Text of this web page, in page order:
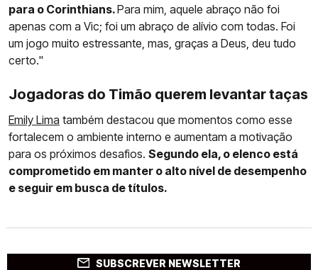
para o Corinthians.Para mim, aquele abraço não foi
apenas com a Vic; foi um abraço de alívio com todas. Foi
um jogo muito estressante, mas, graças a Deus, deu tudo
certo."
Jogadoras do Timão querem levantar taças
Emily Lima também destacou que momentos como esse
fortalecem o ambiente interno e aumentam a motivação
para os próximos desafios. Segundo ela, o elenco está
comprometido em manter o alto nível de desempenho
e seguir em busca de títulos.
SUBSCREVER NEWSLETTER